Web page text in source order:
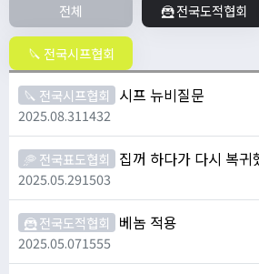
전체 🦹 전국도적협회
🔪 전국시프협회
🔪 전국시프협회 시프 뉴비질문
2025.08.31 1432
🥏 전국표도협회
2025.05.291503
🦹 전국도적협회 베놈 적용
2025.05.071555